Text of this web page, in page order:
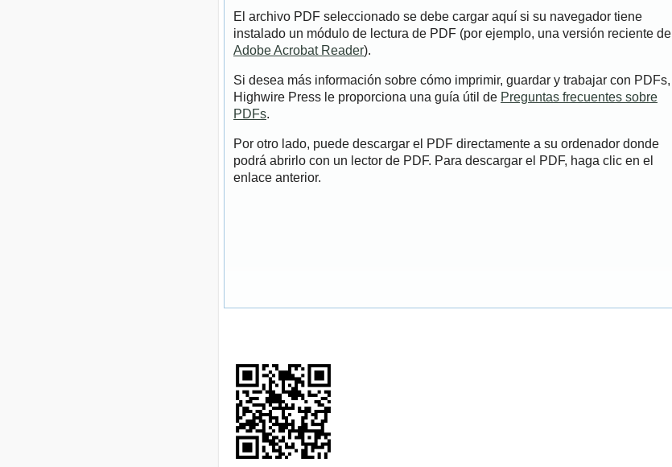
El archivo PDF seleccionado se debe cargar aquí si su navegador tiene
instalado un módulo de lectura de PDF (por ejemplo, una versión reciente de
Adobe Acrobat Reader).
Si desea más información sobre cómo imprimir, guardar y trabajar con PDFs,
Highwire Press le proporciona una guía útil de Preguntas frecuentes sobre
PDFs.
Por otro lado, puede descargar el PDF directamente a su ordenador donde
podrá abrirlo con un lector de PDF. Para descargar el PDF, haga clic en el
enlace anterior.